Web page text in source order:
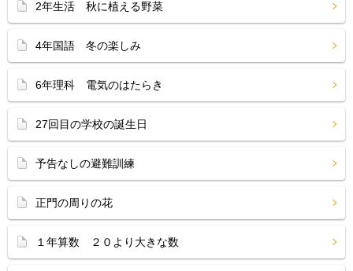
2年生活 秋に植える野菜
4年国語 冬の楽しみ
6年理科 電気のはたらき
27回目の学校の誕生日
予告なしの避難訓練
正門の周りの花
１年算数 ２０より大きな数